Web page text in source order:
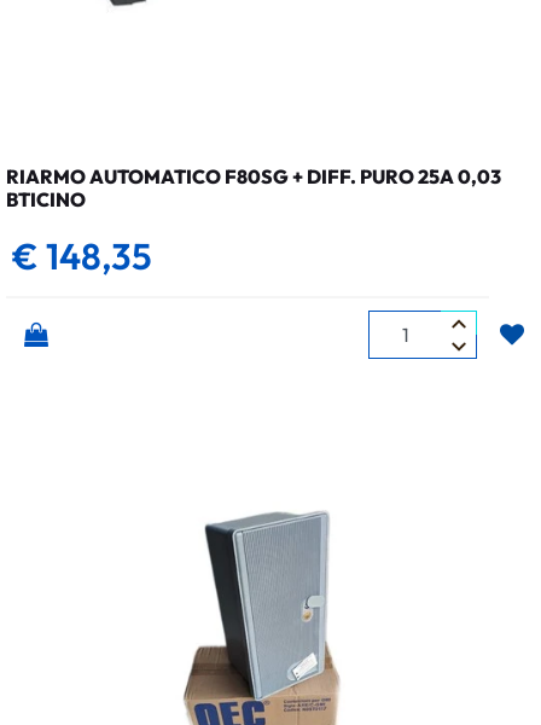
RIARMO AUTOMATICO F80SG + DIFF. PURO 25A 0,03
BTICINO
€ 148,35
Quantità